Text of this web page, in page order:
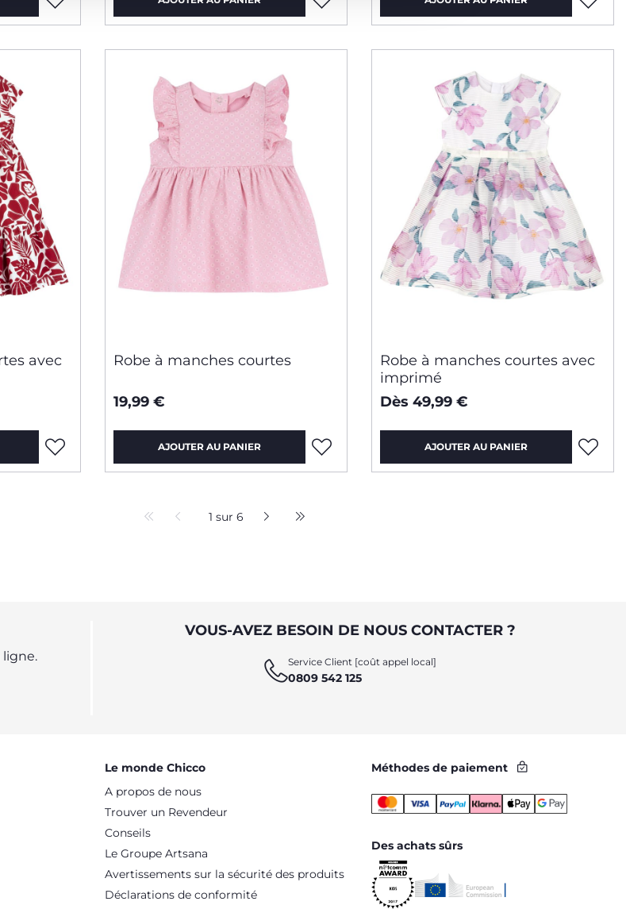
avec
Robe à manches courtes
19,99 €
AJOUTER AU PANIER
Robe à manches courtes avec
imprimé
Dès 49,99 €
AJOUTER AU PANIER
1 sur 6
VOUS-AVEZ BESOIN DE NOUS CONTACTER ?
Service Client [coût appel local]
0809 542 125
Le monde Chicco
A propos de nous
Trouver un Revendeur
Conseils
Le Groupe Artsana
Avertissements sur la sécurité des produits
Déclarations de conformité
Méthodes de paiement
Des achats sûrs